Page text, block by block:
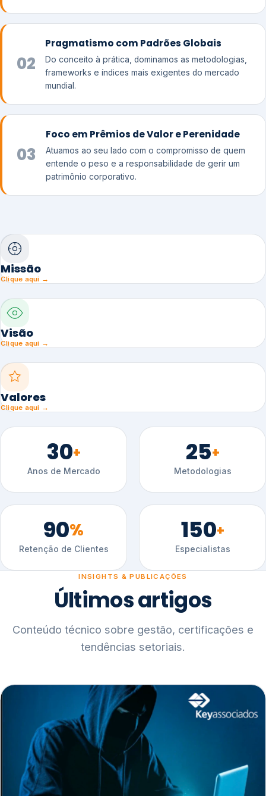
02
Pragmatismo com Padrões Globais
Do conceito à prática, dominamos as metodologias,
frameworks e índices mais exigentes do mercado
mundial.
03
Foco em Prêmios de Valor e Perenidade
Atuamos ao seu lado com o compromisso de quem
entende o peso e a responsabilidade de gerir um
patrimônio corporativo.
Missão
Clique aqui →
Visão
Clique aqui →
Valores
Clique aqui →
30+
Anos de Mercado
25+
Metodologias
90%
Retenção de Clientes
150+
Especialistas
INSIGHTS & PUBLICAÇÕES
Últimos artigos
Conteúdo técnico sobre gestão, certificações e
tendências setoriais.